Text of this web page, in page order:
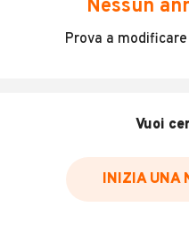
Incidenti in cui è
Data e luogo delle
Inserisci il numero di
Nessun
Prova a
Vuoi
INIZIA UNA